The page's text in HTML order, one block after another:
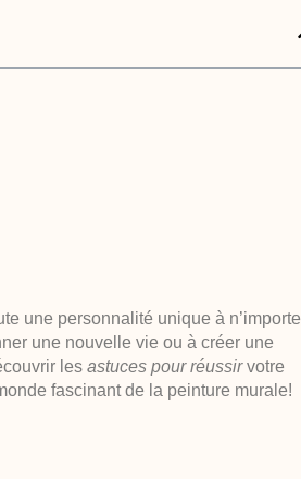
une personnalité unique à n’importe
une nouvelle vie ou à créer une
lesastuces pour réussirvotre
fascinant de la peinture murale!